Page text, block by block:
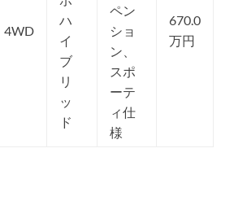
4WD
ハ
イ
ブ
リ
ッ
ド
ペン
ショ
ン、
スポ
ーテ
ィ仕
様
670.0
万円